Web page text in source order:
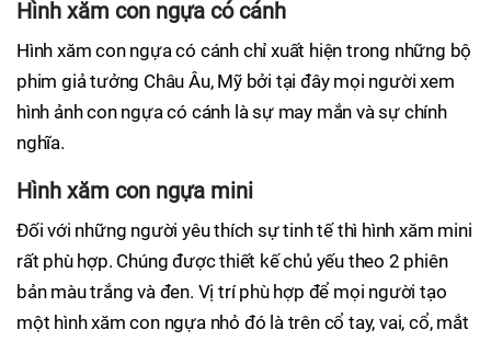
Hình xăm con ngựa có cánh
Hình xăm con ngựa có cánh chỉ xuất hiện trong những bộ
phim giả tưởng Châu Âu, Mỹ bởi tại đây mọi người xem
hình ảnh con ngựa có cánh là sự may mắn và sự chính
nghĩa.
Hình xăm con ngựa mini
Đối với những người yêu thích sự tinh tế thì hình xăm mini
rất phù hợp. Chúng được thiết kế chủ yếu theo 2 phiên
bản màu trắng và đen. Vị trí phù hợp để mọi người tạo
một hình xăm con ngựa nhỏ đó là trên cổ tay, vai, cổ, mắt